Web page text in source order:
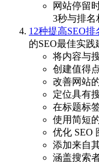
网站停留
3秒与排名
12种提高SEO
的SEO最佳实践
将内容与
创建值得
改善网站
定位具有
在标题标
使用简短
优化 SEO
添加来自
涵盖搜索